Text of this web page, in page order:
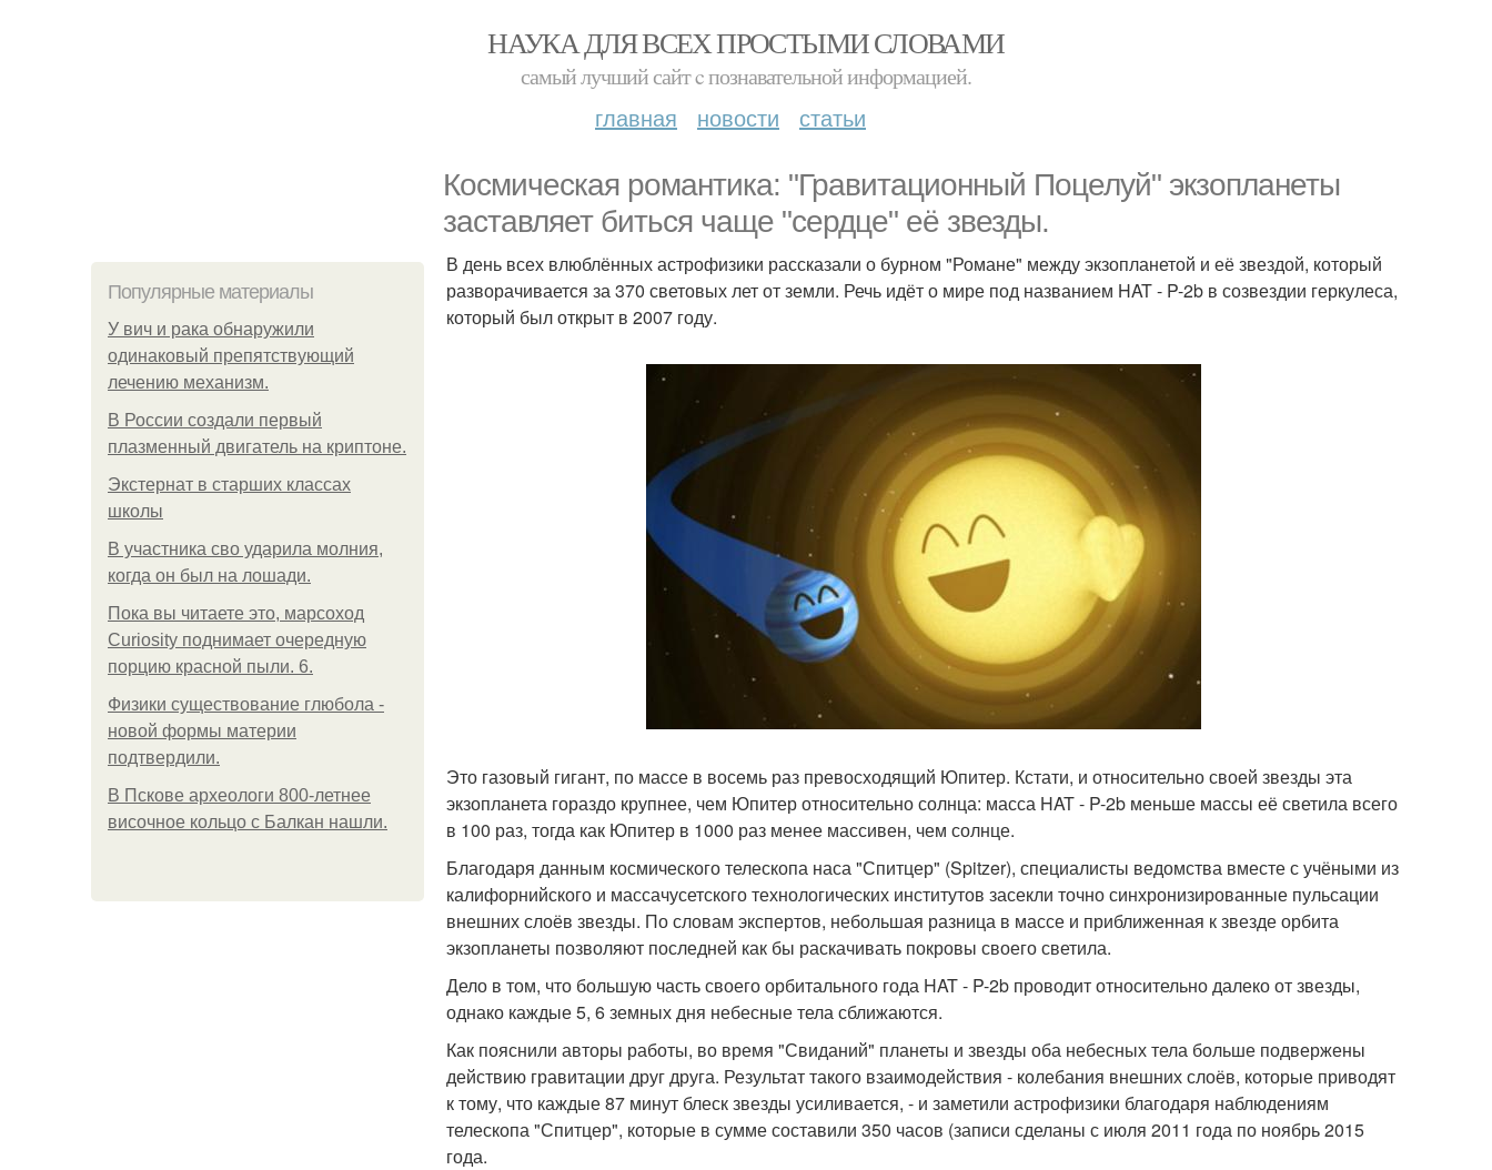
НАУКА ДЛЯ ВСЕХ ПРОСТЫМИ СЛОВАМИ
самый лучший сайт c познавательной информацией.
главная новости статьи
Космическая романтика: "Гравитационный Поцелуй" экзопланеты
заставляет биться чаще "сердце" её звезды.
Популярные материалы
У вич и рака обнаружили
одинаковый препятствующий
лечению механизм.
В России создали первый
плазменный двигатель на криптоне.
Экстернат в старших классах
школы
В участника сво ударила молния,
когда он был на лошади.
Пока вы читаете это, марсоход
Curiosity поднимает очередную
порцию красной пыли. 6.
Физики существование глюбола -
новой формы материи
подтвердили.
В Пскове археологи 800-летнее
височное кольцо с Балкан нашли.
В день всех влюблённых астрофизики рассказали о бурном "Романе" между экзопланетой и её звездой, который
разворачивается за 370 световых лет от земли. Речь идёт о мире под названием HAT - P-2b в созвездии геркулеса,
который был открыт в 2007 году.
Это газовый гигант, по массе в восемь раз превосходящий Юпитер. Кстати, и относительно своей звезды эта
экзопланета гораздо крупнее, чем Юпитер относительно солнца: масса HAT - P-2b меньше массы её светила всего
в 100 раз, тогда как Юпитер в 1000 раз менее массивен, чем солнце.
Благодаря данным космического телескопа наса "Спитцер" (Spitzer), специалисты ведомства вместе с учёными из
калифорнийского и массачусетского технологических институтов засекли точно синхронизированные пульсации
внешних слоёв звезды. По словам экспертов, небольшая разница в массе и приближенная к звезде орбита
экзопланеты позволяют последней как бы раскачивать покровы своего светила.
Дело в том, что большую часть своего орбитального года HAT - P-2b проводит относительно далеко от звезды,
однако каждые 5, 6 земных дня небесные тела сближаются.
Как пояснили авторы работы, во время "Свиданий" планеты и звезды оба небесных тела больше подвержены
действию гравитации друг друга. Результат такого взаимодействия - колебания внешних слоёв, которые приводят
к тому, что каждые 87 минут блеск звезды усиливается, - и заметили астрофизики благодаря наблюдениям
телескопа "Спитцер", которые в сумме составили 350 часов (записи сделаны с июля 2011 года по ноябрь 2015
года.